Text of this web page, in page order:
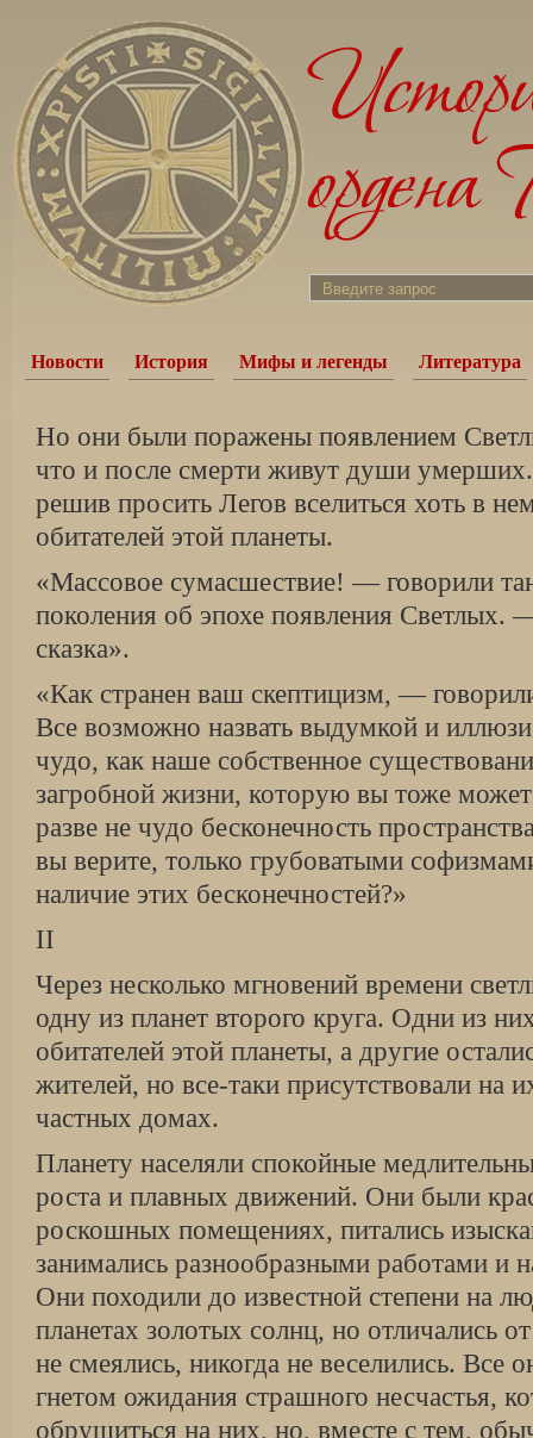
Новости История Мифы и легенды Литература
Но они были поражены появлением
что и после смерти живут души
решив просить Легов вселиться хоть в
обитателей этой планеты.
«Массовое сумасшествие! — говорили
поколения об эпохе появления Светлых.
сказка».
«Как странен ваш скептицизм, —
Все возможно назвать выдумкой и
чудо, как наше собственное
загробной жизни, которую вы тоже
разве не чудо бесконечность
вы верите, только грубоватыми
наличие этих бесконечностей?»
II
Через несколько мгновений времени
одну из планет второго круга. Одни из
обитателей этой планеты, а другие
жителей, но все-таки присутствовали на
частных домах.
Планету населяли спокойные
роста и плавных движений. Они были
роскошных помещениях, питались
занимались разнообразными работами и
Они походили до известной степени на
планетах золотых солнц, но отличались
не смеялись, никогда не веселились. Все
гнетом ожидания страшного несчастья,
обрушиться на них, но, вместе с тем,